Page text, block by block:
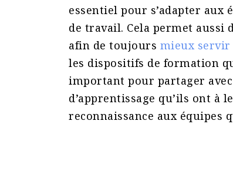
essentiel pour s’adapter aux
de travail. Cela permet
afin de toujours mieux servir
les dispositifs de formation
important pour partager
d’apprentissage qu’ils ont à
reconnaissance aux équipes